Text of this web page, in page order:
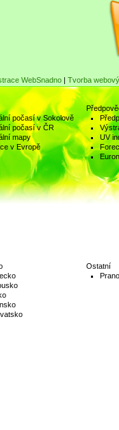
WebSnadno| Tvorba
počasí v Sokolově
počasí v ČR
mapy
v Evropě
UV
Ostatní